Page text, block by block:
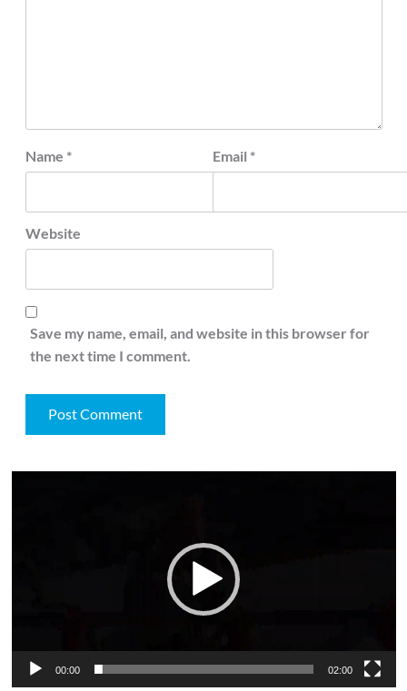
Name * Email *
Website
Save my name, email, and website in this browser for
the next time I comment.
00:00 02:00